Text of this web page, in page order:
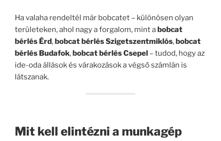
Ha valaha rendeltél már bobcatet – különösen olyan
területeken, ahol nagy a forgalom, mint abobcat
bérlés Érd,bobcat bérlés Szigetszentmiklós,bobcat
bérlés Budafok,bobcat bérlés Csepel – tudod, hogy az
ide-oda állások és várakozások a végső számlán is
látszanak.
Mit kell elintézni a munkagép